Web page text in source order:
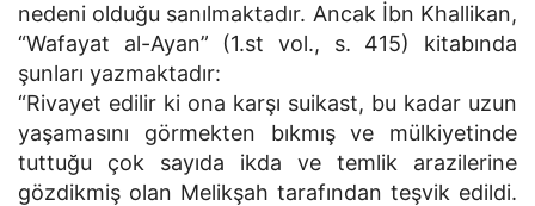
nedeni olduğu sanılmaktadır. Ancak İbn Khallikan,
“Wafayat al-Ayan” (1.st vol., s. 415) kitabında
şunları yazmaktadır:
“Rivayet edilir ki ona karşı suikast, bu kadar uzun
yaşamasını görmekten bıkmış ve mülkiyetinde
tuttuğu çok sayıda ikda ve temlik arazilerine
gözdikmiş olan Melikşah tarafından teşvik edildi.